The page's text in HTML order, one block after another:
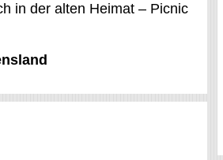
in der alten Heimat – Picnic